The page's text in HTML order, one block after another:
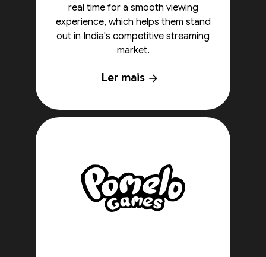
real time for a smooth viewing
experience, which helps them stand
out in India's competitive streaming
market.
Ler mais arrow_forward